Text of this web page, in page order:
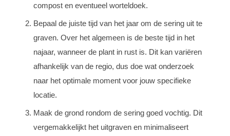
compost en eventueel worteldoek.
Bepaal de juiste tijd van het jaar om de sering uit te
graven. Over het algemeen is de beste tijd in het
najaar, wanneer de plant in rust is. Dit kan variëren
afhankelijk van de regio, dus doe wat onderzoek
naar het optimale moment voor jouw specifieke
locatie.
Maak de grond rondom de sering goed vochtig. Dit
vergemakkelijkt het uitgraven en minimaliseert